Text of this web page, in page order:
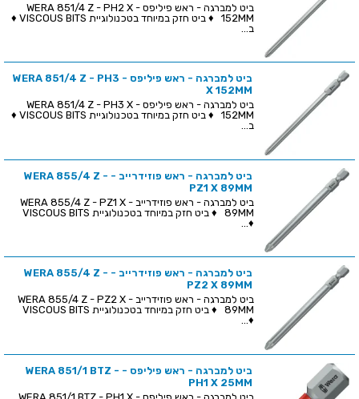
ביט למברגה - ראש פיליפס - WERA 851/4 Z - PH2 X
152MM ♦ ביט חזק במיוחד בטכנולוגיית VISCOUS BITS ♦
ב...
ביט למברגה - ראש פיליפס - WERA 851/4 Z - PH3
X 152MM
ביט למברגה - ראש פיליפס - WERA 851/4 Z - PH3 X
152MM ♦ ביט חזק במיוחד בטכנולוגיית VISCOUS BITS ♦
ב...
ביט למברגה - ראש פוזידרייב - WERA 855/4 Z -
PZ1 X 89MM
ביט למברגה - ראש פוזידרייב - WERA 855/4 Z - PZ1 X
89MM ♦ ביט חזק במיוחד בטכנולוגיית VISCOUS BITS
♦...
ביט למברגה - ראש פוזידרייב - WERA 855/4 Z -
PZ2 X 89MM
ביט למברגה - ראש פוזידרייב - WERA 855/4 Z - PZ2 X
89MM ♦ ביט חזק במיוחד בטכנולוגיית VISCOUS BITS
♦...
ביט למברגה - ראש פיליפס - WERA 851/1 BTZ -
PH1 X 25MM